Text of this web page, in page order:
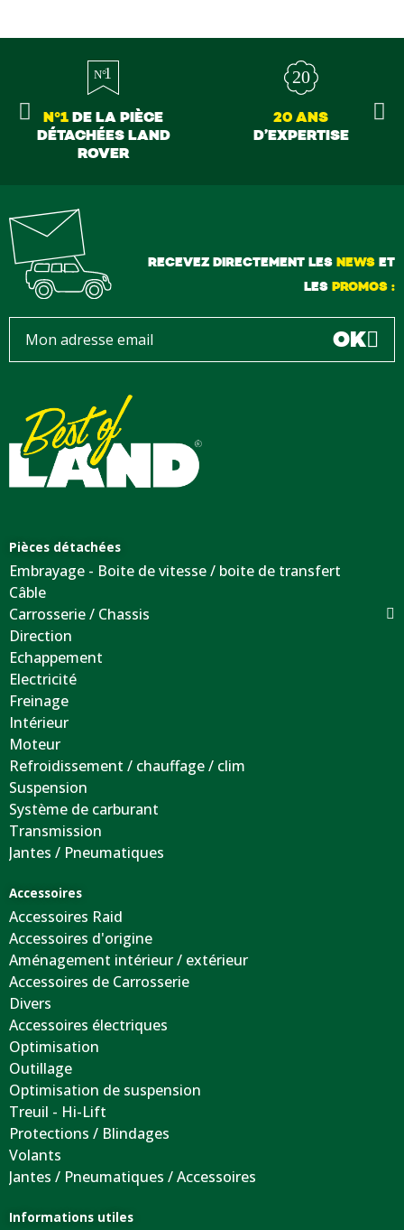
N°1DE LA PIÈCE
DÉTACHÉES LAND
ROVER
20 ANS
D’EXPERTISE
RECEVEZ DIRECTEMENT LES NEWSET
LES PROMOS :
OK
Pièces détachées
Embrayage - Boite de vitesse / boite de transfert
Câble
Carrosserie / Chassis
Direction
Echappement
Electricité
Freinage
Intérieur
Moteur
Refroidissement / chauffage / clim
Suspension
Système de carburant
Transmission
Jantes / Pneumatiques
Accessoires
Accessoires Raid
Accessoires d'origine
Aménagement intérieur / extérieur
Accessoires de Carrosserie
Divers
Accessoires électriques
Optimisation
Outillage
Optimisation de suspension
Treuil - Hi-Lift
Protections / Blindages
Volants
Jantes / Pneumatiques / Accessoires
Informations utiles